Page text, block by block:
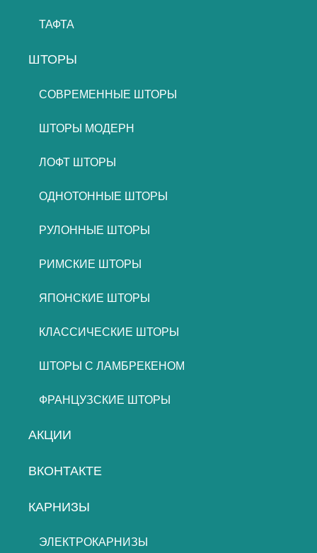
ТАФТА
ШТОРЫ
СОВРЕМЕННЫЕ ШТОРЫ
ШТОРЫ МОДЕРН
ЛОФТ ШТОРЫ
ОДНОТОННЫЕ ШТОРЫ
РУЛОННЫЕ ШТОРЫ
РИМСКИЕ ШТОРЫ
ЯПОНСКИЕ ШТОРЫ
КЛАССИЧЕСКИЕ ШТОРЫ
ШТОРЫ С ЛАМБРЕКЕНОМ
ФРАНЦУЗСКИЕ ШТОРЫ
АКЦИИ
ВКОНТАКТЕ
КАРНИЗЫ
ЭЛЕКТРОКАРНИЗЫ